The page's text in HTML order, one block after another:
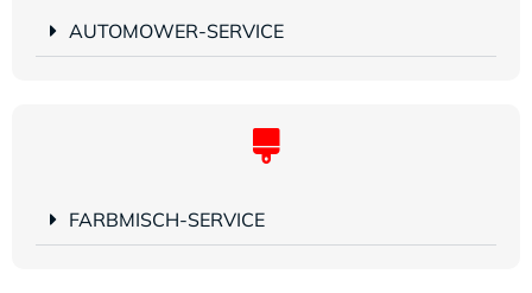
AUTOMOWER-SERVICE
FARBMISCH-SERVICE